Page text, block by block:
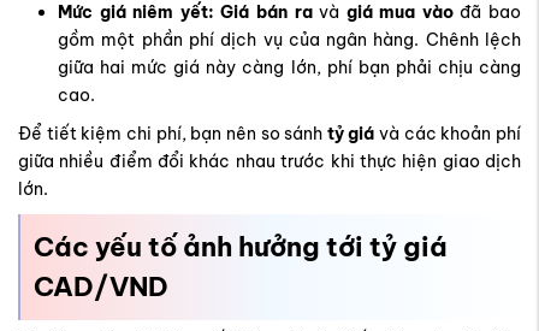
Mức giá niêm yết: Giá bán ravà giá mua vàođã bao
gồm một phần phí dịch vụ của ngân hàng. Chênh lệch
giữa hai mức giá này càng lớn, phí bạn phải chịu càng
cao.
Để tiết kiệm chi phí, bạn nên so sánh tỷ giá và các khoản phí
giữa nhiều điểm đổi khác nhau trước khi thực hiện giao dịch
lớn.
Các yếu tố ảnh hưởng tới tỷ giá
CAD/VND